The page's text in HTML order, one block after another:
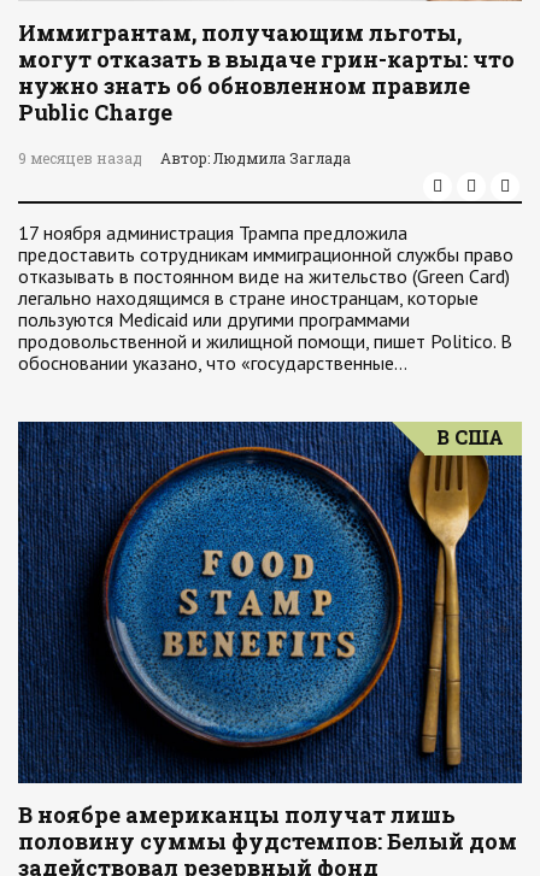
Иммигрантам, получающим льготы,
могут отказать в выдаче грин-карты: что
нужно знать об обновленном правиле
Public Charge
9 месяцев назад Автор: Людмила Заглада
17 ноября администрация Трампа предложила
предоставить сотрудникам иммиграционной службы право
отказывать в постоянном виде на жительство (Green Card)
легально находящимся в стране иностранцам, которые
пользуются Medicaid или другими программами
продовольственной и жилищной помощи, пишет Politico. В
обосновании указано, что «государственные…
В США
В ноябре американцы получат лишь
половину суммы фудстемпов: Белый дом
задействовал резервный фонд